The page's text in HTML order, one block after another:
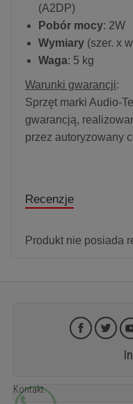
(A2DP)
Pobór mocy: 2W
Wymiary (szer. x
Waga: 5 kg
Warunki gwarancji:
Sprzęt marki Audio-
gwarancją,
przez autoryzowany
Recenzje
Produkt nie posiada
Kontakt